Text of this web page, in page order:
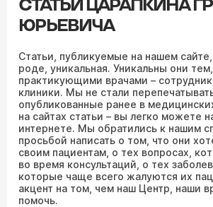
СТАТЬИ ЦАРАПКИНА
ЮРЬЕВИЧА
Статьи, публикуемые на нашем
роде, уникальная. Уникальны они
практикующими врачами –
клиники. Мы не стали
опубликованные ранее в
на сайтах статьи – вы легко можете
интернете. Мы обратились к нашим
просьбой написать о том, что они
своим пациентам, о тех вопросах,
во время консультаций, о тех
которые чаще всего жалуются их
акцент на том, чем наш Центр, наши
помочь.